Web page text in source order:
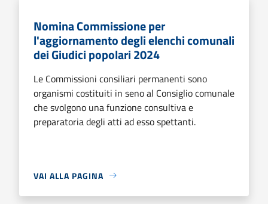
Nomina Commissione per
l'aggiornamento degli elenchi comunali
dei Giudici popolari 2024
Le Commissioni consiliari permanenti sono
organismi costituiti in seno al Consiglio comunale
che svolgono una funzione consultiva e
preparatoria degli atti ad esso spettanti.
VAI ALLA PAGINA